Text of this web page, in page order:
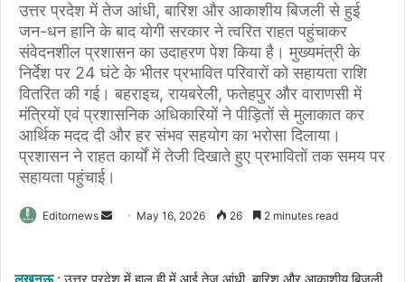
उत्तर प्रदेश में तेज आंधी, बारिश और आकाशीय बिजली से हुई
जन-धन हानि के बाद योगी सरकार ने त्वरित राहत पहुंचाकर
संवेदनशील प्रशासन का उदाहरण पेश किया है। मुख्यमंत्री के
निर्देश पर 24 घंटे के भीतर प्रभावित परिवारों को सहायता राशि
वितरित की गई। बहराइच, रायबरेली, फतेहपुर और वाराणसी में
मंत्रियों एवं प्रशासनिक अधिकारियों ने पीड़ितों से मुलाकात कर
आर्थिक मदद दी और हर संभव सहयोग का भरोसा दिलाया।
प्रशासन ने राहत कार्यों में तेजी दिखाते हुए प्रभावितों तक समय पर
सहायता पहुंचाई।
Editornews
Send May 16, 2026 26 2 minutes read